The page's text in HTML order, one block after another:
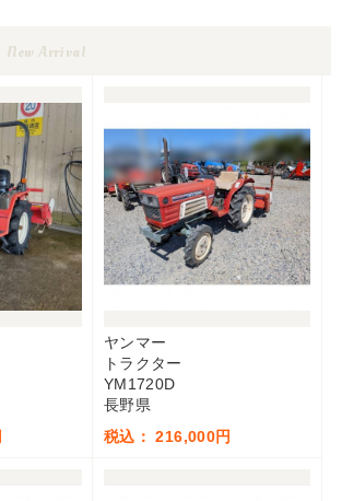
New Arrival
ヤンマー
トラクター
YM1720D
長野県
税込： 216,000円